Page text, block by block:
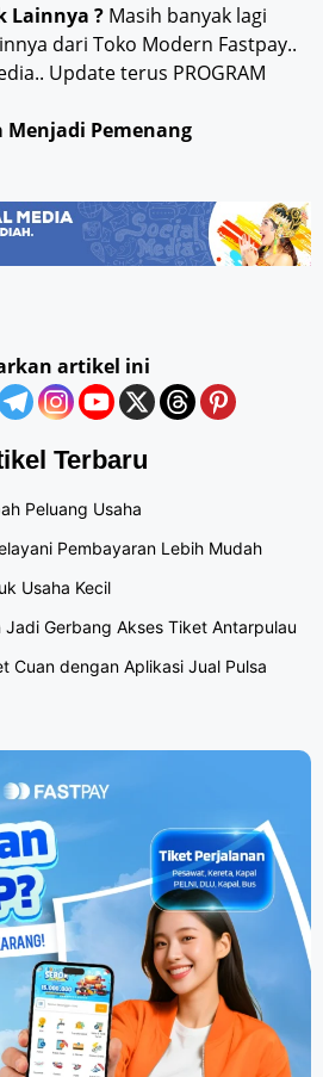
Lainnya ? Masih banyak lagi
dari Toko Modern Fastpay..
Update terus PROGRAM
Pemenang
artikel ini
Terbaru
Peluang Usaha
Pembayaran Lebih Mudah
Usaha Kecil
Gerbang Akses Tiket Antarpulau
Cuan dengan Aplikasi Jual Pulsa